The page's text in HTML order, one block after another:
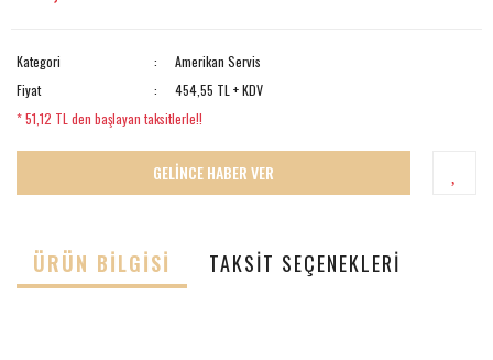
Kategori
Amerikan Servis
Fiyat
454,55 TL + KDV
* 51,12 TL den başlayan taksitlerle!!
GELİNCE HABER VER
ÜRÜN BILGISI TAKSIT SEÇENEKLERI